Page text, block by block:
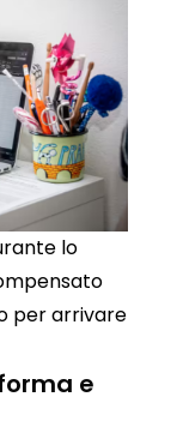
lo
per arrivare
e